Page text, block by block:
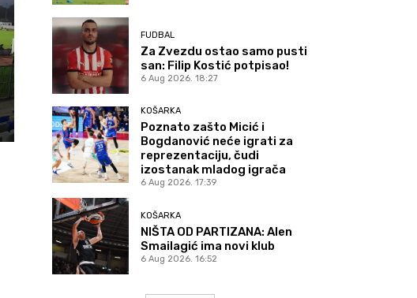
FUDBAL
Za Zvezdu ostao samo pusti
san: Filip Kostić potpisao!
6 Aug 2026. 18:27
KOŠARKA
Poznato zašto Micić i
Bogdanović neće igrati za
reprezentaciju, čudi
izostanak mladog igrača
6 Aug 2026. 17:39
KOŠARKA
NIŠTA OD PARTIZANA: Alen
Smailagić ima novi klub
6 Aug 2026. 16:52